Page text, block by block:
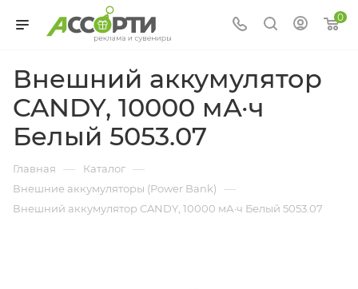
0
Внешний аккумулятор
CANDY, 10000 мА·ч
Белый 5053.07
Главная — Каталог —
Внешние аккумуляторы (Power Bank) —
Внешний аккумулятор CANDY, 10000 мА·ч Белый 5053.07